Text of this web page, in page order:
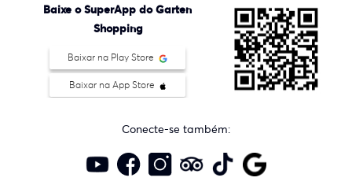
Baixe o SuperApp do Garten
Shopping
Baixar na Play Store
Baixar na App Store
Conecte-se também: